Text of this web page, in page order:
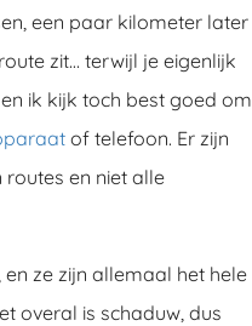
een paar kilometer later
zit… terwijl je eigenlijk
ik kijk toch best goed om
of telefoon. Er zijn
en niet alle
ze zijn allemaal het hele
overal is schaduw, dus